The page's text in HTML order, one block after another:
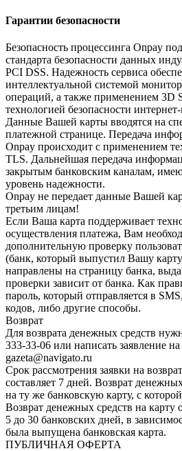
Гарантии безопасности
Безопасность процессинга Onpay
стандарта безопасности данных
PCI DSS. Надежность сервиса
интеллектуальной системой
операций, а также применением 3D
технологией безопасности
Данные Вашей карты вводятся на
платежной странице. Передача
Onpay происходит с применением
TLS. Дальнейшая передача
закрытым банковским каналам,
уровень надежности.
Onpay не передает данные Вашей
третьим лицам!
Если Ваша карта поддерживает
осуществления платежа, Вам
дополнительную проверку
(банк, который выпустил Вашу
направлены на страницу банка,
проверки зависит от банка. Как
пароль, который отправляется в
кодов, либо другие способы.
Возврат
Для возврата денежных средств
333-33-06 или написать заявление
gazeta@navigato.ru
Срок рассмотрения заявки на
составляет 7 дней. Возврат
на ту же банковскую карту, с
Возврат денежных средств на карту
5 до 30 банковских дней, в
была выпущена банковская карта.
ПУБЛИЧНАЯ ОФЕРТА